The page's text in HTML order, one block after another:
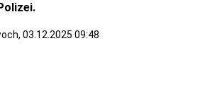
03.12.2025 09:48